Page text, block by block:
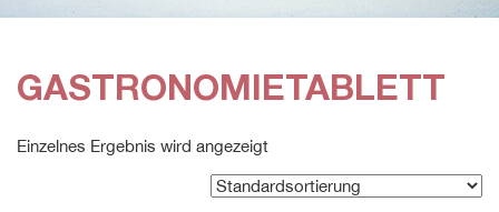
GASTRONOMIETABLETT
Einzelnes Ergebnis wird angezeigt